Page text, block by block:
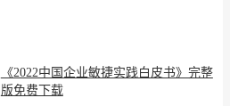
《2022中国企业敏捷实践白皮书》完整
版免费下载